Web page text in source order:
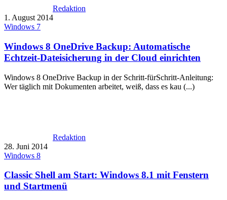
Redaktion
1. August 2014
Windows 7
Windows 8 OneDrive Backup: Automatische
Echtzeit-Dateisicherung in der Cloud einrichten
Windows 8 OneDrive Backup in der Schritt-fürSchritt-Anleitung:
Wer täglich mit Dokumenten arbeitet, weiß, dass es kau (...)
Redaktion
28. Juni 2014
Windows 8
Classic Shell am Start: Windows 8.1 mit Fenstern
und Startmenü